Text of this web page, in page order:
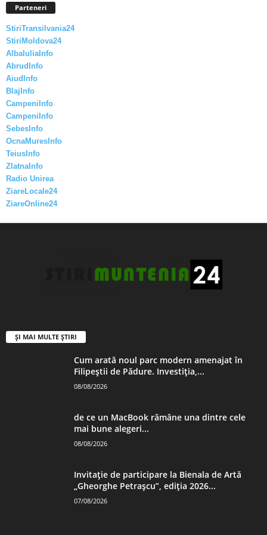
Parteneri
StiriTransilvania24
StiriMoldova24
AlbaIuliaInfo
AbrudInfo
AiudInfo
BlajInfo
CampeniInfo
CampeniInfo
SebesInfo
OcnaMuresInfo
TeiusInfo
ZlatnaInfo
Radio Unirea
ZiareLocale24
ZiareOnline24
ȘI MAI MULTE ȘTIRI
Cum arată noul parc modern amenajat în
Filipeștii de Pădure. Investiția,...
08/08/2026
de ce un MacBook rămâne una dintre cele
mai bune alegeri...
08/08/2026
Invitație de participare la Bienala de Artă
„Gheorghe Petrașcu”, ediția 2026...
07/08/2026